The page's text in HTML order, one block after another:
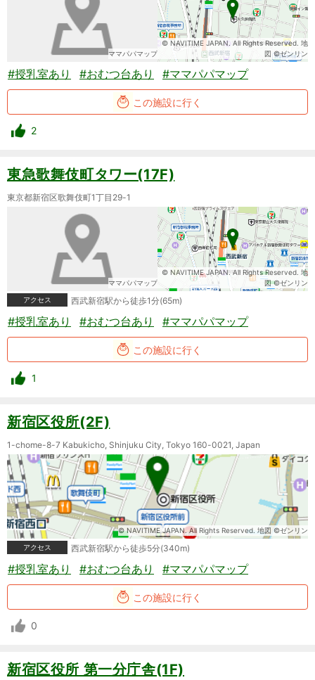
ママパパマップ
© NAVITIME JAPAN. All Rights Reserved. 地
図 ©ゼンリン
#授乳室あり #おむつ台あり #ママパパマップ
この施設に行く
2
東急歌舞伎町タワー(17F)
東京都新宿区歌舞伎町1丁目29-1
ママパパマップ
© NAVITIME JAPAN. All Rights Reserved. 地
図 ©ゼンリン
アクセス
西武新宿駅から徒歩1分(65m)
#授乳室あり #おむつ台あり #ママパパマップ
この施設に行く
1
新宿区役所(2F)
1-chome-8-7 Kabukicho, Shinjuku City, Tokyo 160-0021, Japan
© NAVITIME JAPAN. All Rights Reserved. 地図 ©ゼンリン
アクセス
西武新宿駅から徒歩5分(340m)
#授乳室あり #おむつ台あり #ママパパマップ
この施設に行く
0
新宿区役所 第一分庁舎(1F)